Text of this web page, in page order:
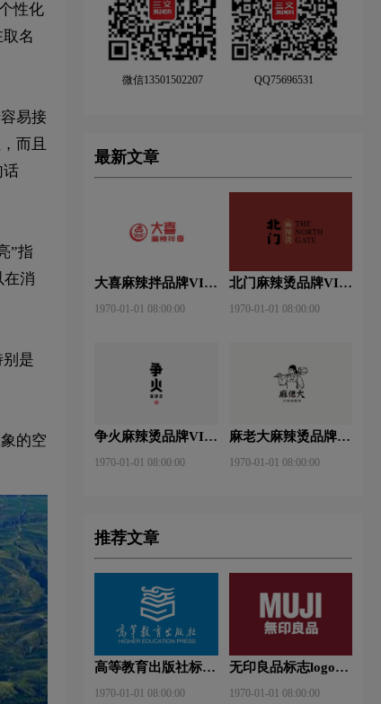
性化
名
易接
而且
话
”指
在消
是
的空
微信13501502207 QQ75696531
最新文章
大喜麻辣拌品牌VI设
1970-01-01 08:00:00
北门麻辣烫品牌VI设
1970-01-01 08:00:00
争火麻辣烫品牌VI设
1970-01-01 08:00:00
麻老大麻辣烫品牌VI
1970-01-01 08:00:00
推荐文章
高等教育出版社标志
1970-01-01 08:00:00
无印良品标志logo图
1970-01-01 08:00:00